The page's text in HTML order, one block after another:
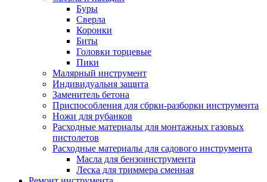
Буры
Сверла
Коронки
Биты
Головки торцевые
Пики
Малярный инструмент
Индивидуальня защита
Заменитель бетона
Приспособления для сбрки-разборки инструмента
Ножи для рубанков
Расходные материалы для монтажных газовых
пистолетов
Расходные материалы для садового инструмента
Масла для бензоинструмента
Леска для триммера сменная